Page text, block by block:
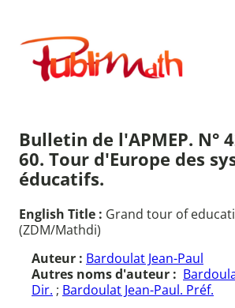
contenu
Publimath
Bulletin de l'APMEP. N°
60. Tour d'Europe des
éducatifs.
English Title : Grand tour of
(ZDM/Mathdi)
Auteur : Bardoulat Jean-Paul
Autres noms d'auteur :
Dir. ; Bardoulat Jean-Paul. Préf.